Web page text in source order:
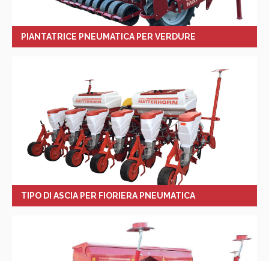
PIANTATRICE PNEUMATICA PER VERDURE
TIPO DI ASCIA PER FIORIERA PNEUMATICA